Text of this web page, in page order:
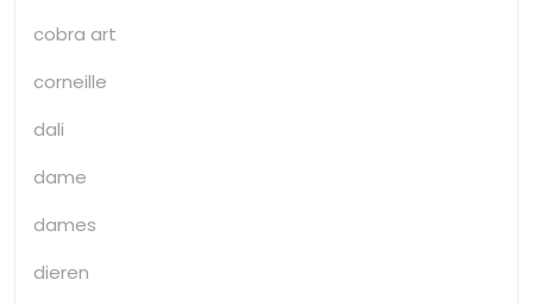
cobra art
corneille
dali
dame
dames
dieren